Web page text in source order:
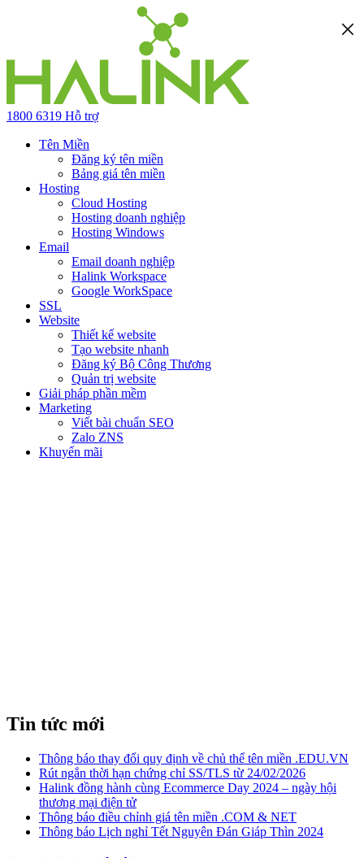
1800 6319 Hỗ trợ
Tên Miền
Đăng ký tên miền
Bảng giá tên miền
Hosting
Cloud Hosting
Hosting doanh nghiệp
Hosting Windows
Email
Email doanh nghiệp
Halink Workspace
Google WorkSpace
SSL
Website
Thiết kế website
Tạo website nhanh
Đăng ký Bộ Công Thương
Quản trị website
Giải pháp phần mềm
Marketing
Viết bài chuẩn SEO
Zalo ZNS
Khuyến mãi
Tin tức mới
Thông báo thay đổi quy định về chủ thể tên miền .EDU.VN
Rút ngắn thời hạn chứng chỉ SS/TLS từ 24/02/2026
Halink đồng hành cùng Ecommerce Day 2024 – ngày hội
thương mại điện tử
Thông báo điều chỉnh giá tên miền .COM & NET
Thông báo Lịch nghỉ Tết Nguyên Đán Giáp Thìn 2024